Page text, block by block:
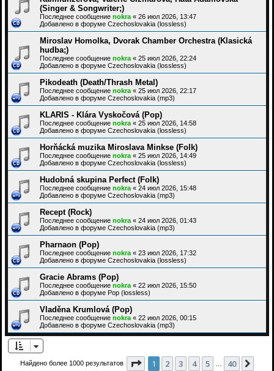
(Singer & Songwriter;)
Последнее сообщение nokra « 26 июл 2026, 13:47
Добавлено в форуме Czechoslovakia (lossless)
Miroslav Homolka, Dvorak Chamber Orchestra (Klasická
hudba;)
Последнее сообщение nokra « 25 июл 2026, 22:24
Добавлено в форуме Czechoslovakia (lossless)
Pikodeath (Death/Thrash Metal)
Последнее сообщение nokra « 25 июл 2026, 22:17
Добавлено в форуме Czechoslovakia (mp3)
KLARIS - Klára Vyskočová (Pop)
Последнее сообщение nokra « 25 июл 2026, 14:58
Добавлено в форуме Czechoslovakia (lossless)
Horňácká muzika Miroslava Minkse (Folk)
Последнее сообщение nokra « 25 июл 2026, 14:49
Добавлено в форуме Czechoslovakia (lossless)
Hudobná skupina Perfect (Folk)
Последнее сообщение nokra « 24 июл 2026, 15:48
Добавлено в форуме Czechoslovakia (mp3)
Recept (Rock)
Последнее сообщение nokra « 24 июл 2026, 01:43
Добавлено в форуме Czechoslovakia (mp3)
Pharnaon (Pop)
Последнее сообщение nokra « 23 июл 2026, 17:32
Добавлено в форуме Czechoslovakia (lossless)
Gracie Abrams (Pop)
Последнее сообщение nokra « 22 июл 2026, 15:50
Добавлено в форуме Pop (lossless)
Vladěna Krumlová (Pop)
Последнее сообщение nokra « 22 июл 2026, 00:15
Добавлено в форуме Czechoslovakia (mp3)
Найдено более 1000 результатов Страница из 40
1 2 3 4 5 40